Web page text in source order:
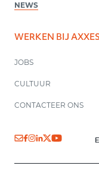
NEWS
WERKEN BIJ
JOBS
CULTUUR
CONTACTEER ONS